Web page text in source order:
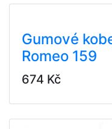
Gumové
Romeo 159
674 Kč